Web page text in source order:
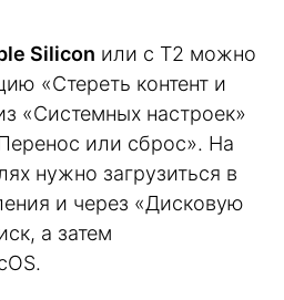
Silicon или с T2 можно
«Стереть контент и
«Системных настроек»
или сброс». На
нужно загрузиться в
и через «Дисковую
а затем